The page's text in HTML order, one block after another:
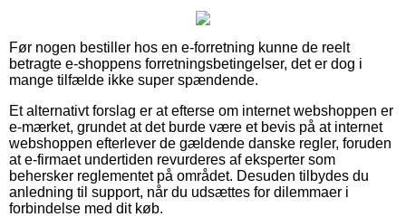
Før nogen bestiller hos en e-forretning kunne de reelt
betragte e-shoppens forretningsbetingelser, det er dog i
mange tilfælde ikke super spændende.
Et alternativt forslag er at efterse om internet webshoppen er
e-mærket, grundet at det burde være et bevis på at internet
webshoppen efterlever de gældende danske regler, foruden
at e-firmaet undertiden revurderes af eksperter som
behersker reglementet på området. Desuden tilbydes du
anledning til support, når du udsættes for dilemmaer i
forbindelse med dit køb.